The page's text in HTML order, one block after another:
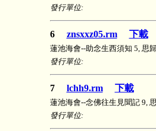
發行單位:
6 znsxxz05.rm 下載
蓮池海會--助念生西須知 5, 思
發行單位:
7 lchh9.rm 下載
蓮池海會--念佛往生見聞記 9,
發行單位: